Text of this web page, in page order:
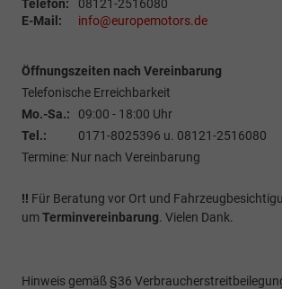
Telefon:
08121-2516080
E-Mail:
info@europemotors.de
Öffnungszeiten nach Vereinbarung
Telefonische Erreichbarkeit
Mo.-Sa.:
09:00 - 18:00 Uhr
Tel.:
0171-8025396 u. 08121-2516080
Termine: Nur nach Vereinbarung
!! Für Beratung vor Ort und
umTerminvereinbarung. Vielen Dank.
Hinweis gemäß §36